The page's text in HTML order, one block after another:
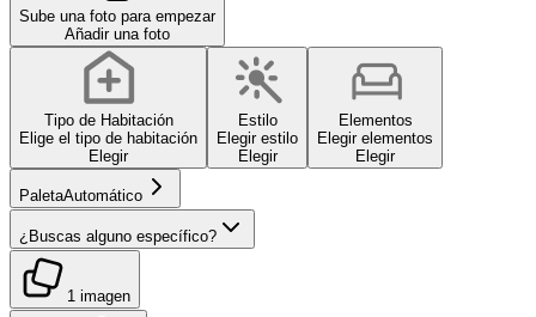
Sube una foto para empezar
Añadir una foto
Tipo de Habitación
Elige el tipo de habitación
Elegir
Estilo
Elegir estilo
Elegir
Elementos
Elegir elementos
Elegir
PaletaAutomático
¿Buscas alguno específico?
1 imagen